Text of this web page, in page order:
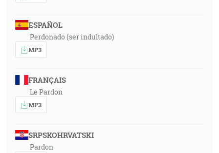
ESPAÑOL
Perdonado (ser indultado)
MP3
FRANÇAIS
Le Pardon
MP3
SRPSKOHRVATSKI
Pardon